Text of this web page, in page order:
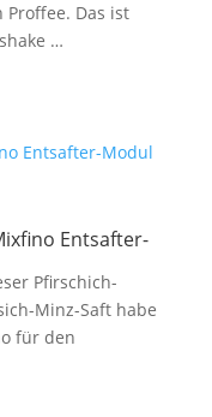
Das ist
…
Entsafter-
Pfirschich-
Minz-Saft habe
für den